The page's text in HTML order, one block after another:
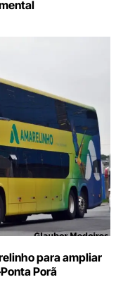
para ampliar
Porã